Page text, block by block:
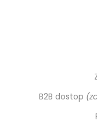
B2B dostop